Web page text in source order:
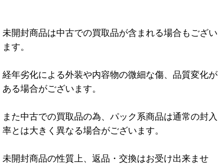
未開封商品は中古での買取品が含まれる場合もござい
ます。
経年劣化による外装や内容物の微細な傷、品質変化が
ある場合がございます。
また中古での買取品の為、パック系商品は通常の封入
率とは大きく異なる場合がございます。
未開封商品の性質上、返品・交換はお受け出来ませ